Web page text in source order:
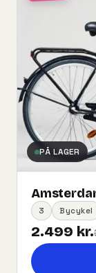
PÅ LAGER
3 Bycykel
2.499 kr.